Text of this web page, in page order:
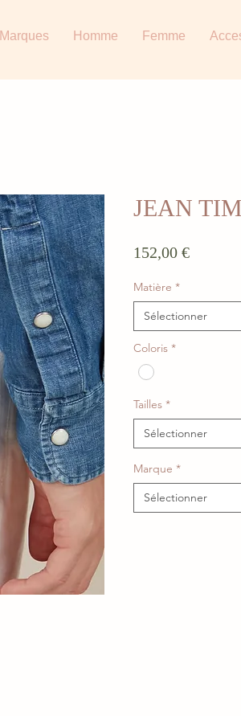
Marques Homme Femme
JEAN TIM
152,00 €Prix
Matière *
Sélectionner
Coloris *
Tailles *
Sélectionner
Marque *
Sélectionner